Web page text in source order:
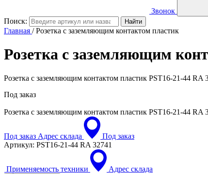
Звонок
Поиск:
Главная /Розетка с заземляющим контактом пластик
Розетка с заземляющим
Розетка с заземляющим контактом пластик PST16-21-44 RA
Под заказ
Розетка с заземляющим контактом пластик PST16-21-44 RA
Под заказ Адрес склада
Под заказ
Артикул: PST16-21-44 RA 32741
Применяемость техники Адрес склада